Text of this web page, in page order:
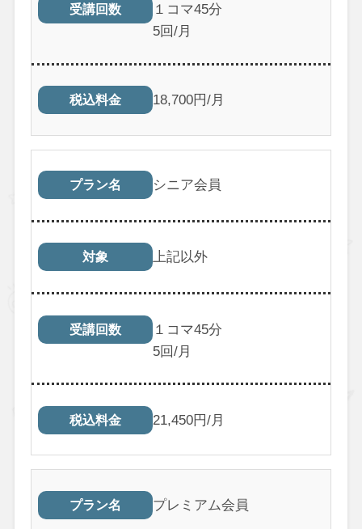
受講回数
１コマ45分
5回/月
税込料金 18,700円/月
プラン名 シニア会員
対象 上記以外
受講回数
１コマ45分
5回/月
税込料金 21,450円/月
プラン名 プレミアム会員